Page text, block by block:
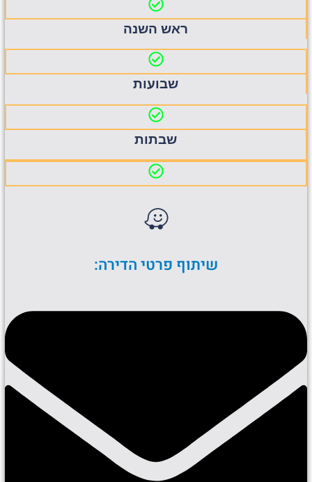
ראש השנה
שבועות
שבתות
שיתוף פרטי הדירה: